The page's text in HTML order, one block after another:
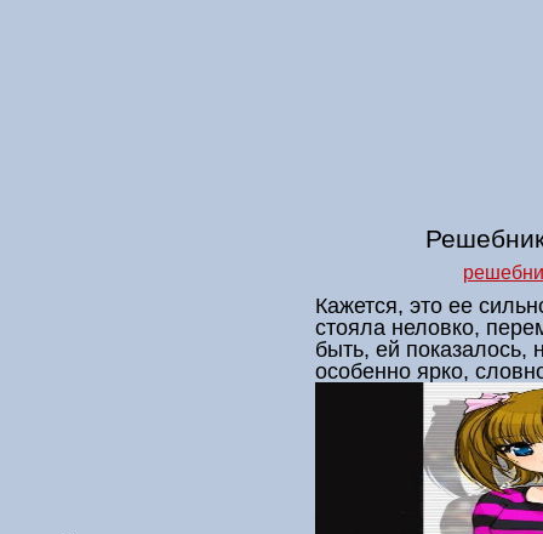
Кажется, это ее
стояла неловко,
быть, ей показалось,
особенно ярко,